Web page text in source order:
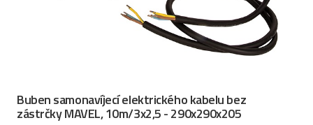
Buben samonavíjecí elektrického kabelu bez
zástrčky MAVEL, 10m/3x2,5 - 290x290x205